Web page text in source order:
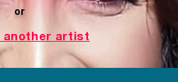
or
another artist